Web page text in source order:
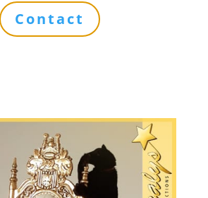
Contact